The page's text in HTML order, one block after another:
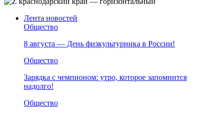
Лента новостей
Общество
8 августа — День физкультурника в России!
Общество
Зарядка с чемпионом: утро, которое запомнится
надолго!
Общество